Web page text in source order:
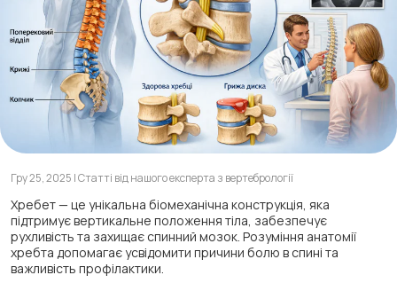
Гру 25, 2025 | Статті від нашого експерта з вертебрології
Хребет — це унікальна біомеханічна конструкція, яка
підтримує вертикальне положення тіла, забезпечує
рухливість та захищає спинний мозок. Розуміння анатомії
хребта допомагає усвідомити причини болю в спині та
важливість профілактики.